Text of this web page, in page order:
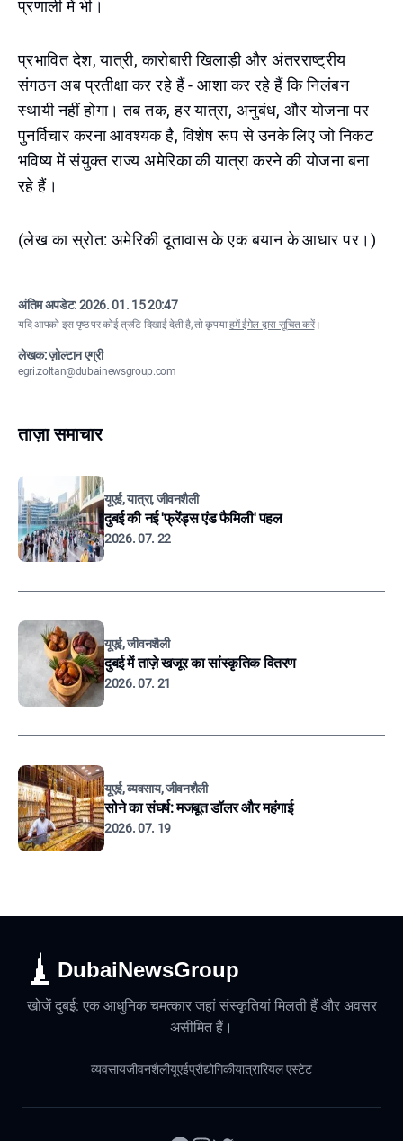
प्रणाली में भी।
प्रभावित देश, यात्री, कारोबारी खिलाड़ी और अंतरराष्ट्रीय
संगठन अब प्रतीक्षा कर रहे हैं - आशा कर रहे हैं कि निलंबन
स्थायी नहीं होगा। तब तक, हर यात्रा, अनुबंध, और योजना पर
पुनर्विचार करना आवश्यक है, विशेष रूप से उनके लिए जो निकट
भविष्य में संयुक्त राज्य अमेरिका की यात्रा करने की योजना बना
रहे हैं।
(लेख का स्रोत: अमेरिकी दूतावास के एक बयान के आधार पर।)
अंतिम अपडेट:2026. 01. 15 20:47
यदि आपको इस पृष्ठ पर कोई त्रुटि दिखाई देती है, तो कृपयाहमें ईमेल द्वारा सूचित करें।
लेखक: ज़ोल्टान एग्री
egri.zoltan@dubainewsgroup.com
ताज़ा समाचार
यूएई, यात्रा, जीवनशैली
दुबई की नई 'फ्रेंड्स एंड फैमिली' पहल
2026. 07. 22
यूएई, जीवनशैली
दुबई में ताज़े खजूर का सांस्कृतिक वितरण
2026. 07. 21
यूएई, व्यवसाय, जीवनशैली
सोने का संघर्ष: मजबूत डॉलर और महंगाई
2026. 07. 19
DubaiNewsGroup
खोजें दुबई: एक आधुनिक चमत्कार जहां संस्कृतियां मिलती हैं और अवसर
असीमित हैं।
व्यवसायजीवनशैलीयूएईप्रौद्योगिकीयात्रारियल एस्टेट